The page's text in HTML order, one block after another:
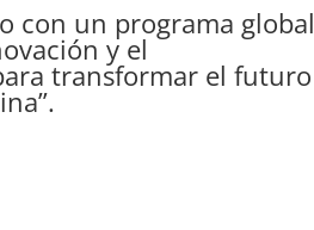
con un programa global
y el
transformar el futuro